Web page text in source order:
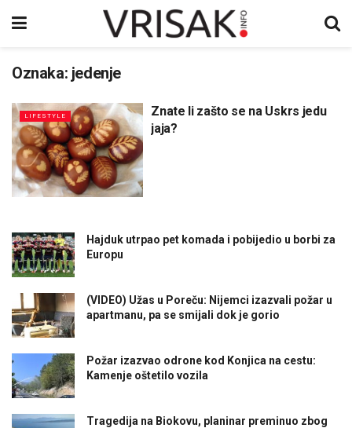
Oznaka: jedenje
LIFESTYLE
Znate li zašto se na Uskrs jedu
jaja?
Hajduk utrpao pet komada i pobijedio u borbi za
Europu
(VIDEO) Užas u Poreču: Nijemci izazvali požar u
apartmanu, pa se smijali dok je gorio
Požar izazvao odrone kod Konjica na cestu:
Kamenje oštetilo vozila
Tragedija na Biokovu, planinar preminuo zbog